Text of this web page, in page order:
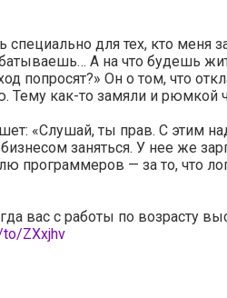
для тех, кто меня
А на что будешь
попросят?» Он о том, что
как-то замяли и рюмкой
«Слушай, ты прав. С этим
заняться. У нее же
программеров — за то, что
вас с работы по возрасту
ZXxjhv